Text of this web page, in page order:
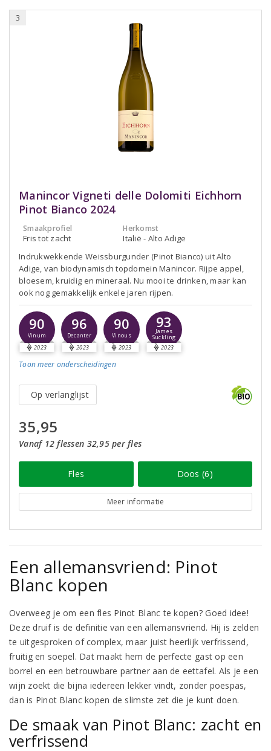
3
Manincor Vigneti delle Dolomiti Eichhorn
Pinot Bianco 2024
Smaakprofiel
Fris tot zacht
Herkomst
Italië - Alto Adige
Indrukwekkende Weissburgunder (Pinot Bianco) uit Alto
Adige, van biodynamisch topdomein Manincor. Rijpe appel,
bloesem, kruidig en mineraal. Nu mooi te drinken, maar kan
ook nog gemakkelijk enkele jaren rijpen.
90
Vinum
2023
96
Decanter
2023
90
Vinous
2023
93
James
Suckling
2023
Toon meer onderscheidingen
Op verlanglijst
35,95
Vanaf 12 flessen 32,95 per fles
Fles Doos (6)
Meer informatie
Een allemansvriend: Pinot
Blanc kopen
Overweeg je om een fles Pinot Blanc te kopen? Goed idee!
Deze druif is de definitie van een allemansvriend. Hij is zelden
te uitgesproken of complex, maar juist heerlijk verfrissend,
fruitig en soepel. Dat maakt hem de perfecte gast op een
borrel en een betrouwbare partner aan de eettafel. Als je een
wijn zoekt die bijna iedereen lekker vindt, zonder poespas,
dan is Pinot Blanc kopen de slimste zet die je kunt doen.
De smaak van Pinot Blanc: zacht en
verfrissend